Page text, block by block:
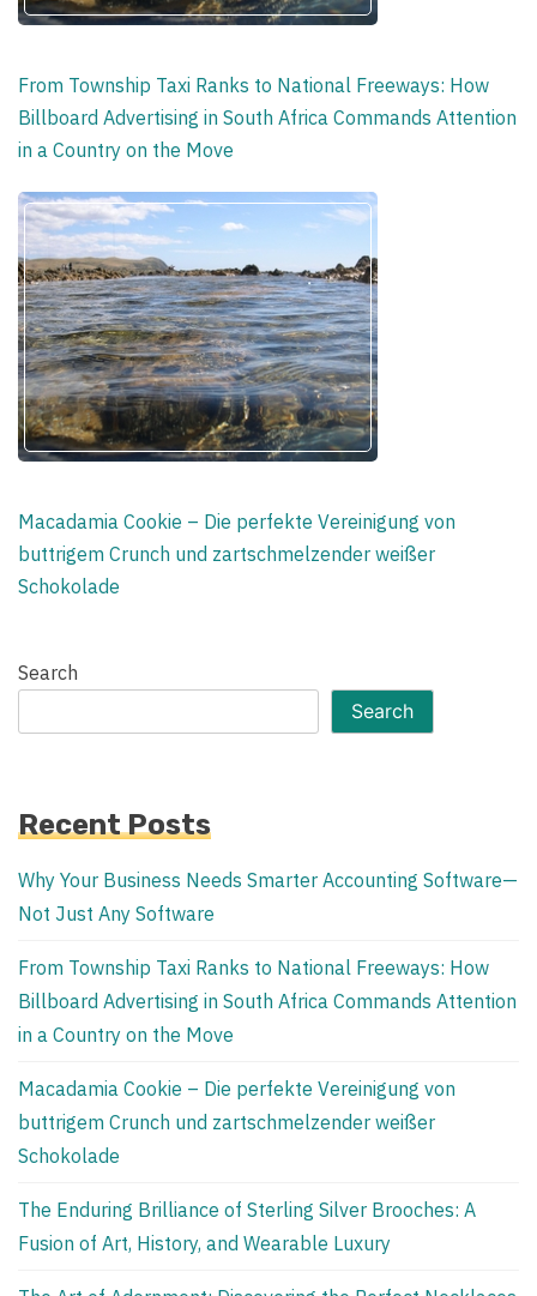
From Township Taxi Ranks to National Freeways: How
Billboard Advertising in South Africa Commands Attention
in a Country on the Move
Macadamia Cookie – Die perfekte Vereinigung von
buttrigem Crunch und zartschmelzender weißer
Schokolade
Search
Search
Recent Posts
Why Your Business Needs Smarter Accounting Software—
Not Just Any Software
From Township Taxi Ranks to National Freeways: How
Billboard Advertising in South Africa Commands Attention
in a Country on the Move
Macadamia Cookie – Die perfekte Vereinigung von
buttrigem Crunch und zartschmelzender weißer
Schokolade
The Enduring Brilliance of Sterling Silver Brooches: A
Fusion of Art, History, and Wearable Luxury